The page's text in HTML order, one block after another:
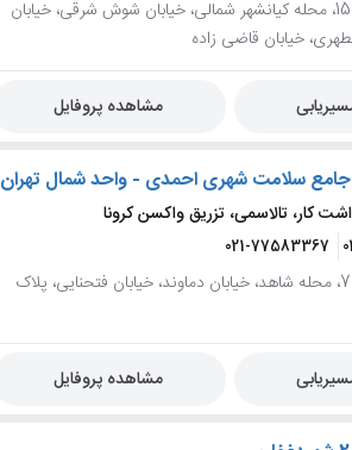
تهران، منطقه 15، محله کیانشهر شمالی، خیابان شوش شرقی، خیابان
خیابان قاضی زاده
مشاهده پروفایل
سلامت شهری احمدی - واحد شمال تهران
کار، تالاسمی، تزریق واکسن کرونا
021-77583367
تهران، منطقه 7، محله شاهد، خیابان دماوند، خیابان فتحنایی، پلاک
مشاهده پروفایل